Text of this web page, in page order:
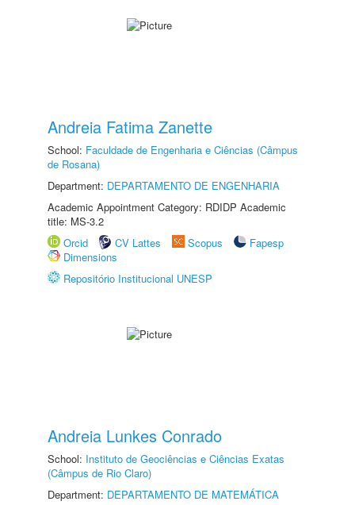
Andreia Fatima Zanette
School: Faculdade de Engenharia e Ciências (Câmpus
de Rosana)
Department: DEPARTAMENTO DE ENGENHARIA
Academic Appointment Category: RDIDP Academic
title: MS-3.2
Orcid
CV Lattes Scopus
Fapesp
Dimensions
Repositório Institucional UNESP
Andreia Lunkes Conrado
School: Instituto de Geociências e Ciências Exatas
(Câmpus de Rio Claro)
Department: DEPARTAMENTO DE MATEMÁTICA